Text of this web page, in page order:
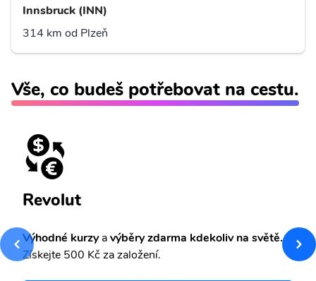
Innsbruck (INN)
314 km od Plzeň
Vše, co budeš potřebovat na cestu.
Revolut
Výhodné kurzyavýběry zdarma kdekoliv na světě.
Získejte 500 Kč za založení.